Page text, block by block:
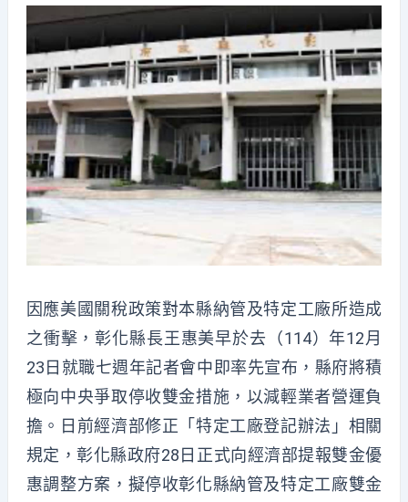
因應美國關稅政策對本縣納管及特定工廠所造成
之衝擊，彰化縣長王惠美早於去（114）年12月
23日就職七週年記者會中即率先宣布，縣府將積
極向中央爭取停收雙金措施，以減輕業者營運負
擔。日前經濟部修正「特定工廠登記辦法」相關
規定，彰化縣政府28日正式向經濟部提報雙金優
惠調整方案，擬停收彰化縣納管及特定工廠雙金